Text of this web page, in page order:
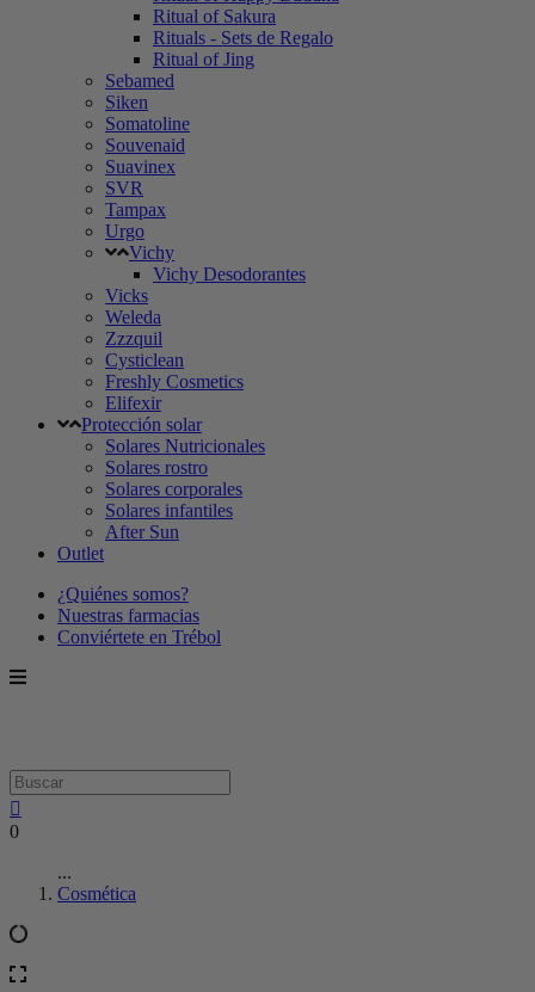
Ritual of Sakura
Rituals - Sets de Regalo
Ritual of Jing
Sebamed
Siken
Somatoline
Souvenaid
Suavinex
SVR
Tampax
Urgo
Vichy
Vichy Desodorantes
Vicks
Weleda
Zzzquil
Cysticlean
Freshly Cosmetics
Elifexir
Protección solar
Solares Nutricionales
Solares rostro
Solares corporales
Solares infantiles
After Sun
Outlet
¿Quiénes somos?
Nuestras farmacias
Conviértete en Trébol
0
...
Cosmética